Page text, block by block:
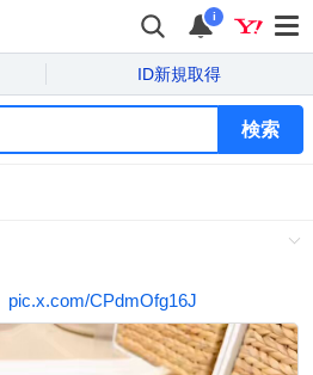
i
ID新規取得
検索
pic.x.com/CPdmOfg16J